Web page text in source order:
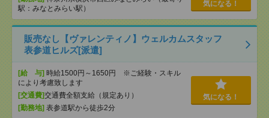
駅：みなとみらい駅）
気になる！
販売なし【ヴァレンティノ】ウェルカムスタッフ
表参道ヒルズ[派遣]
[給 与] 時給1500円～1650円 ※ご経験・スキル
により考慮致します
[交通費]交通費全額支給（規定あり）
[勤務地] 表参道駅から徒歩2分
気になる！